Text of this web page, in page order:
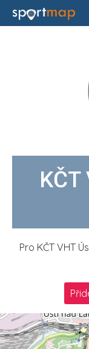
KČT
Pro KČT VHT